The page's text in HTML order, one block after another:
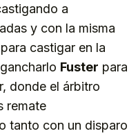
a
y con la misma
castigar en la
Fuster para
donde el árbitro
remate
tanto con un disparo